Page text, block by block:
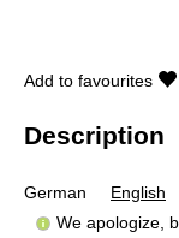
Add to favourites
Description
German
English
We apologize,